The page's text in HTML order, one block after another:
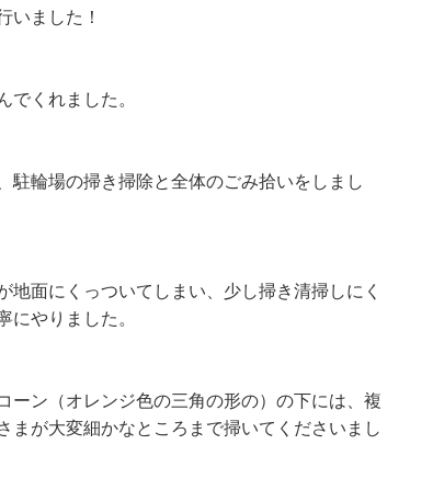
いました！
くれました。
駐輪場の掃き掃除と全体のごみ拾いをしまし
面にくっついてしまい、少し掃き清掃しにく
やりました。
ーン（オレンジ色の三角の形の）の下には、複
まが大変細かなところまで掃いてくださいまし